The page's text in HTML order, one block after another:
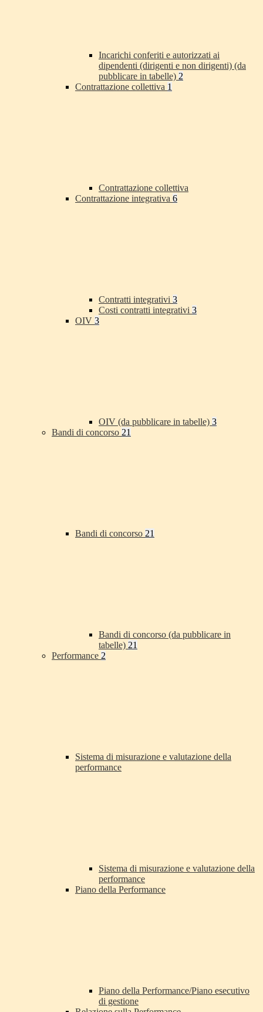
Incarichi conferiti e autorizzati ai
dipendenti (dirigenti e non dirigenti) (da
pubblicare in tabelle) 2
Contrattazione collettiva 1
Contrattazione collettiva
Contrattazione integrativa 6
Contratti integrativi 3
Costi contratti integrativi 3
OIV 3
OIV (da pubblicare in tabelle) 3
Bandi di concorso 21
Bandi di concorso 21
Bandi di concorso (da pubblicare in
tabelle) 21
Performance 2
Sistema di misurazione e valutazione della
performance
Sistema di misurazione e valutazione della
performance
Piano della Performance
Piano della Performance/Piano esecutivo
di gestione